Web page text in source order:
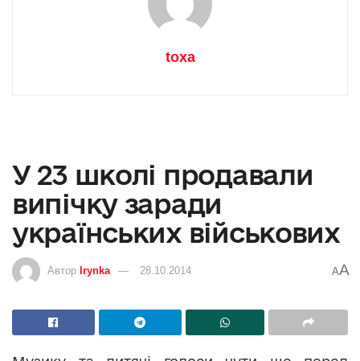
toxa
У 23 школі продавали
випічку заради
українських військових
Автор Irynka 28.10.2014 AA